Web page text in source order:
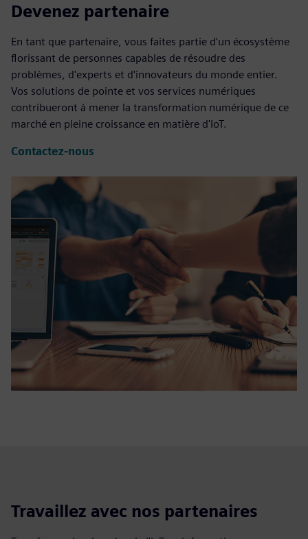
Devenez partenaire
En tant que partenaire, vous faites partie d'un écosystème
florissant de personnes capables de résoudre des
problèmes, d'experts et d'innovateurs du monde entier.
Vos solutions de pointe et vos services numériques
contribueront à mener la transformation numérique de ce
marché en pleine croissance en matière d'IoT.
Contactez-nous
Travaillez avec nos partenaires